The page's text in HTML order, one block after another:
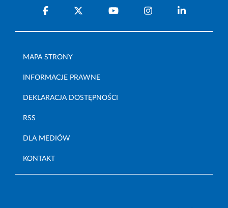
MAPA STRONY
INFORMACJE PRAWNE
DEKLARACJA DOSTĘPNOŚCI
RSS
DLA MEDIÓW
KONTAKT